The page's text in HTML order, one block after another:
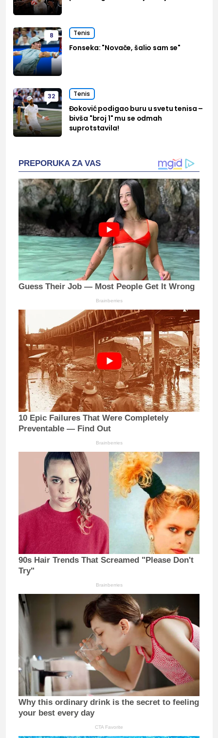
8 Tenis
Fonseka: "Novače, šalio sam se"
32 Tenis
Đoković podigao buru u svetu tenisa –
bivša "broj 1" mu se odmah
suprotstavila!
PREPORUKA ZA VAS
Guess Their Job — Most People Get It Wrong
Brainberries
10 Epic Failures That Were Completely
Preventable — Find Out
Brainberries
90s Hair Trends That Screamed "Please Don't
Try"
Brainberries
Why this ordinary drink is the secret to feeling
your best every day
CTA Favorite